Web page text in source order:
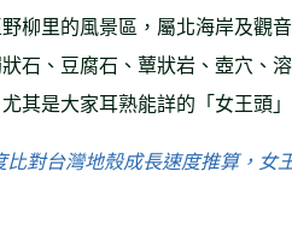
柳里的風景區，屬北海岸及觀
石、豆腐石、蕈狀岩、壺穴、
其是大家耳熟能詳的「女王頭
對台灣地殼成長速度推算，女